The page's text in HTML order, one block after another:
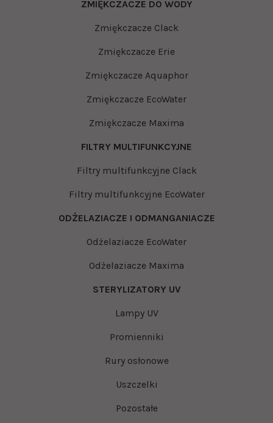
ZMIĘKCZACZE DO WODY
Zmiękczacze Clack
Zmiękczacze Erie
Zmiękczacze Aquaphor
Zmiękczacze EcoWater
Zmiękczacze Maxima
FILTRY MULTIFUNKCYJNE
Filtry multifunkcyjne Clack
Filtry multifunkcyjne EcoWater
ODŻELAZIACZE I ODMANGANIACZE
Odżelaziacze EcoWater
Odżelaziacze Maxima
STERYLIZATORY UV
Lampy UV
Promienniki
Rury osłonowe
Uszczelki
Pozostałe